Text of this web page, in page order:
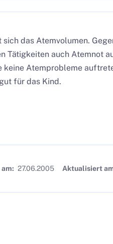
das Atemvolumen.
Tätigkeiten auch Atemnot
keine Atemprobleme
für das Kind.
27.06.2005 Aktualisiert